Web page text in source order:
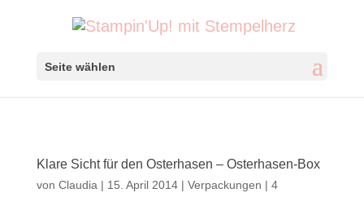
Seite wählen
Klare Sicht für den Osterhasen – Osterhasen-Box
von Claudia | 15. April 2014| Verpackungen | 4